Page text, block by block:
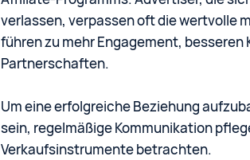
verlassen, verpassen oft die wertvolle
führen zu mehr Engagement,
Partnerschaften.
Um eine erfolgreiche Beziehung
sein, regelmäßige Kommunikation
Verkaufsinstrumente betrachten.